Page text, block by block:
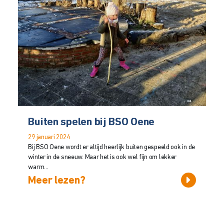
Buiten spelen bij BSO Oene
29 januari 2024
Bij BSO Oene wordt er altijd heerlijk buiten gespeeld ook in de
winter in de sneeuw. Maar het is ook wel fijn om lekker
warm...
Meer lezen?